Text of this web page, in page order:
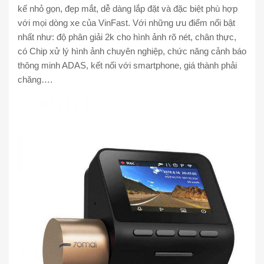
kế nhỏ gọn, đẹp mắt, dễ dàng lắp đặt và đặc biệt phù hợp
với mọi dòng xe của VinFast. Với những ưu điểm nổi bật
nhất như: độ phân giải 2k cho hình ảnh rõ nét, chân thực,
có Chip xử lý hình ảnh chuyên nghiệp, chức năng cảnh báo
thông minh ADAS, kết nối với smartphone, giá thành phải
chăng….